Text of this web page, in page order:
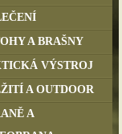
A BRAŠNY
VÝSTROJ
A OUTDOOR
A